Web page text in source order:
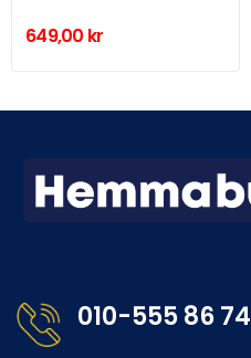
649,00 kr
010-555 86 74